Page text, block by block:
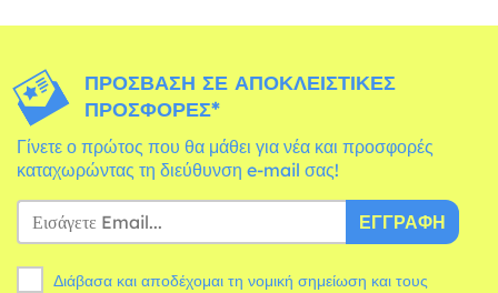
ΠΡΌΣΒΑΣΗ ΣΕ ΑΠΟΚΛΕΙΣΤΙΚΈΣ
ΠΡΟΣΦΟΡΈΣ*
Γίνετε ο πρώτος που θα μάθει για νέα και προσφορές
καταχωρώντας τη διεύθυνση e-mail σας!
ΕΓΓΡΑΦΉ
Διάβασα και αποδέχομαι τη νομική σημείωση και τους